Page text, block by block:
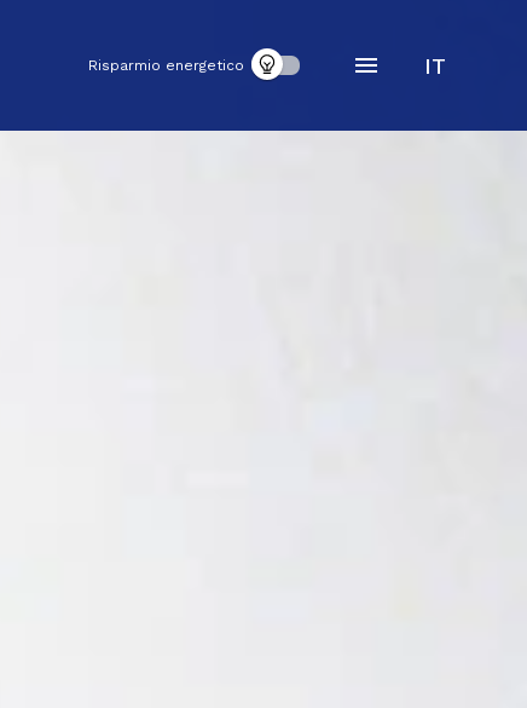
Risparmio energetico IT